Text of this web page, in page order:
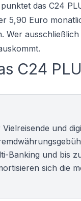
das C24
5,90 Euro
Wer
C24
und
Banking und bis
sich die